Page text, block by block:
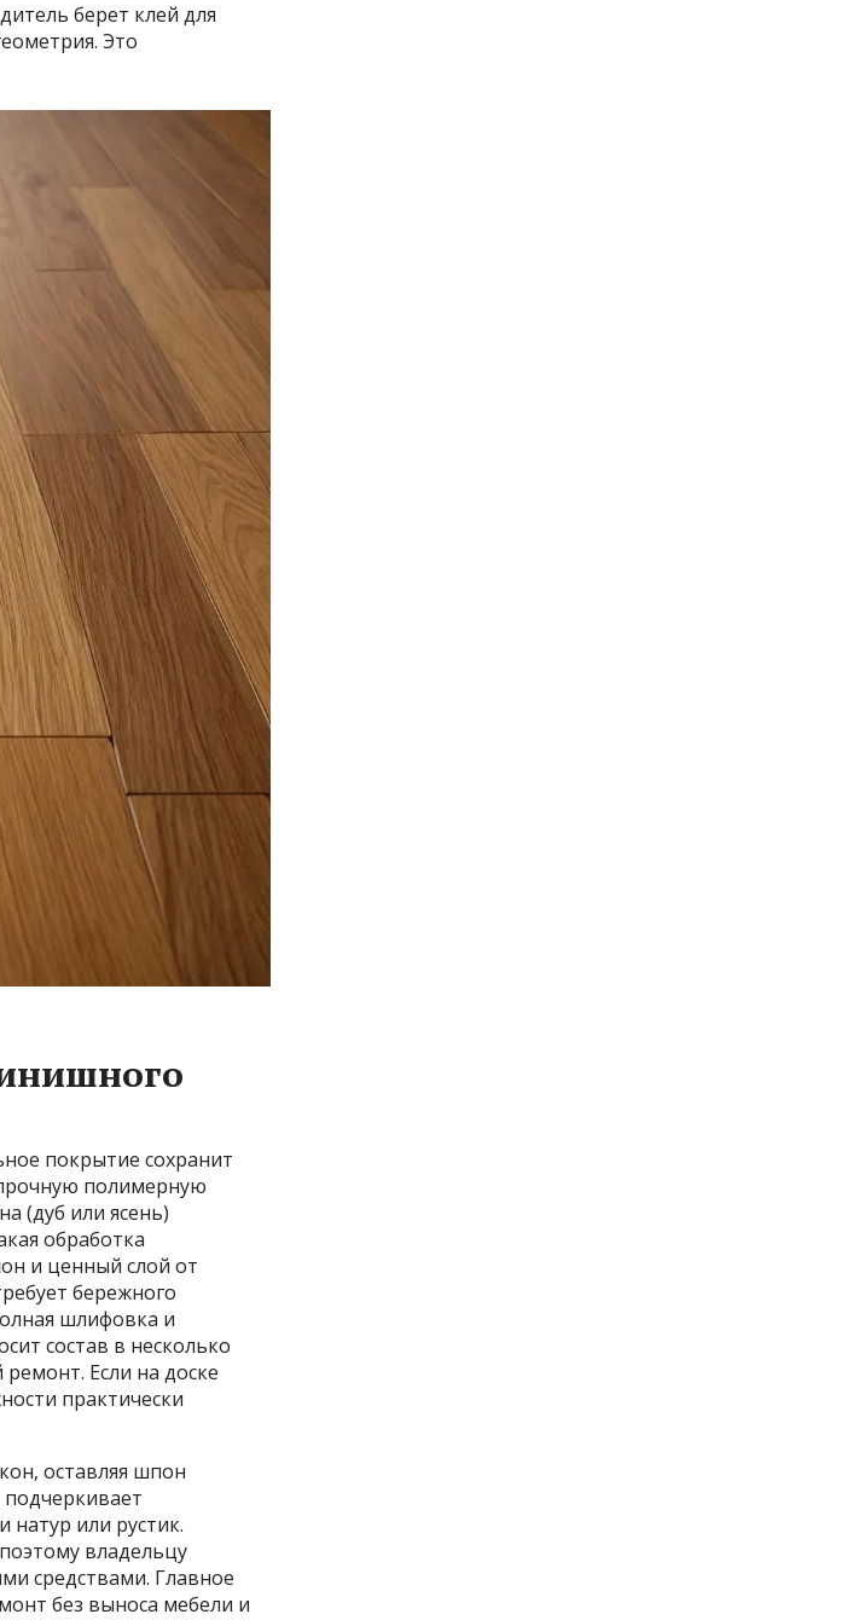
берет клей для
Это
покрытие сохранит
полимерную
(дуб или ясень)
обработка
и ценный слой от
бережного
шлифовка и
состав в несколько
Если на доске
практически
оставляя шпон
или рустик.
владельцу
средствами. Главное
без выноса мебели и